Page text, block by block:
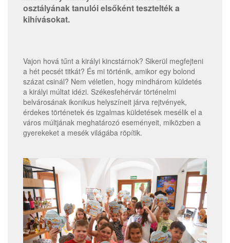
osztályának tanulói elsőként tesztelték a
kihívásokat.
Vajon hová tűnt a királyi kincstárnok? Sikerül megfejteni
a hét pecsét titkát? És mi történik, amikor egy bolond
százat csinál? Nem véletlen, hogy mindhárom küldetés
a királyi múltat idézi. Székesfehérvár történelmi
belvárosának ikonikus helyszíneit járva rejtvények,
érdekes történetek és izgalmas küldetések mesélik el a
város múltjának meghatározó eseményeit, miközben a
gyerekeket a mesék világába röpítik.